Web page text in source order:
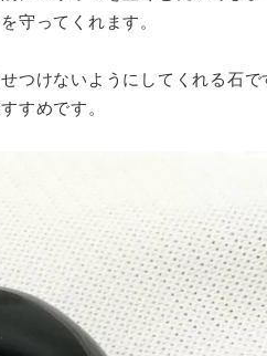
守ってくれます。
つけないようにしてくれる石で
すめです。